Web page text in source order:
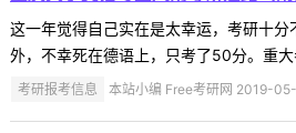
这一年觉得自己实在是太幸运，考研十
外，不幸死在德语上，只考了50分。重
考研报考信息 本站小编 Free考研网 2019-